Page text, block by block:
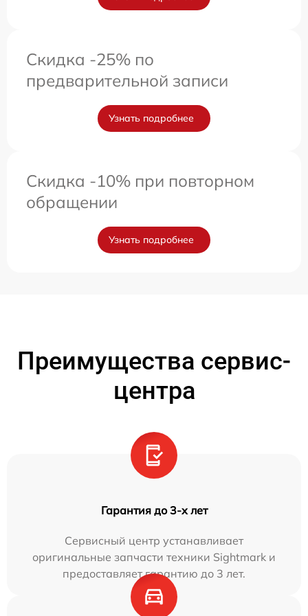
Скидка -25% по
предварительной записи
Узнать подробнее
Скидка -10% при повторном
обращении
Узнать подробнее
Преимущества сервис-
центра
Гарантия до 3-х лет
Сервисный центр устанавливает
оригинальные запчасти техники Sightmark и
предоставляет гарантию до 3 лет.